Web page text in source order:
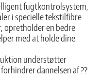
fugtkontrolsystem,
i specielle tekstilfibre
opretholder en bedre
med at holde dine
understøtter
dannelsen af ??